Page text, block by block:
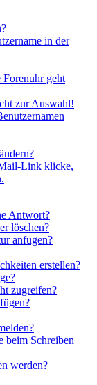
in der
Forenuhr geht
zur Auswahl!
Link klicke,
Antwort?
löschen?
anfügen?
erstellen?
zugreifen?
beim Schreiben
werden?